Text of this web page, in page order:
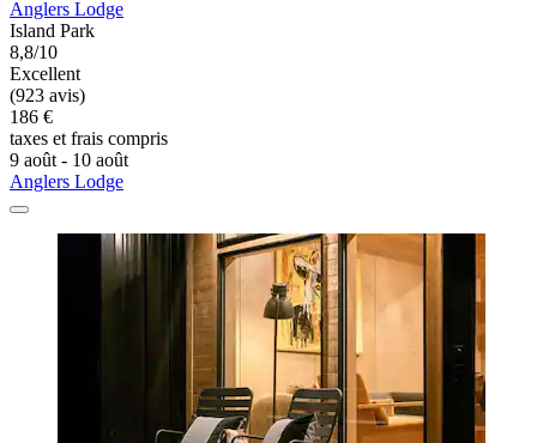
Anglers Lodge
Island Park
8,8/10
Excellent
(923 avis)
186 €
taxes et frais compris
9 août - 10 août
Anglers Lodge